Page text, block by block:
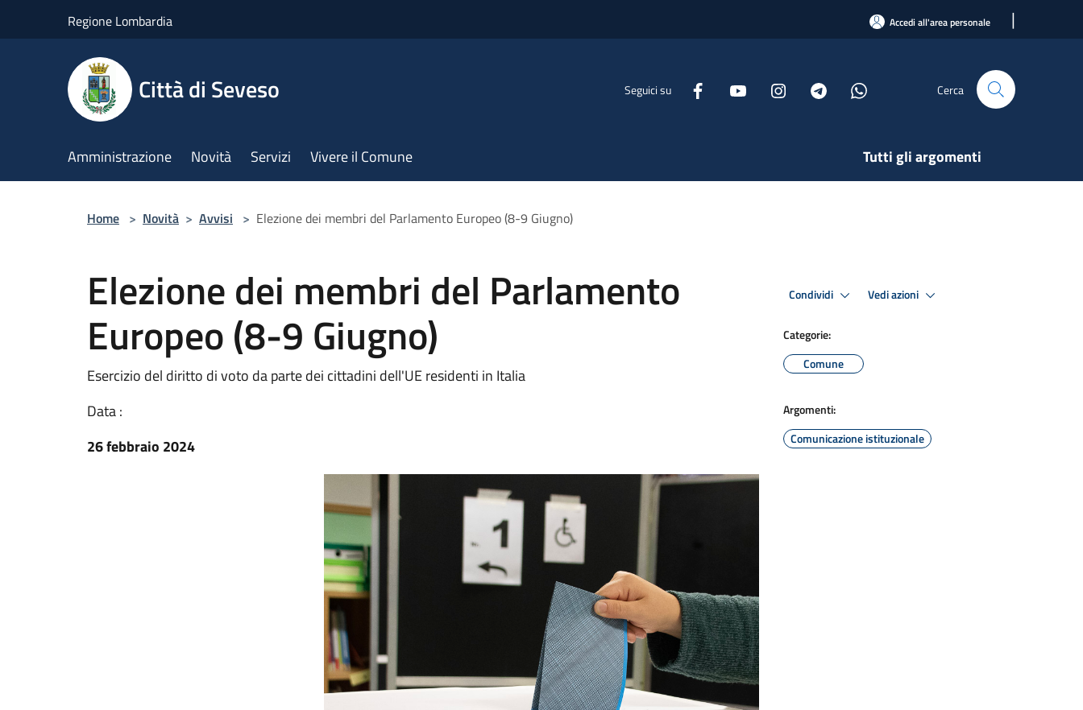
Regione Lombardia Accedi all'area personale |
Città di Seveso Seguici su Cerca
Amministrazione Novità Servizi Vivere il Comune Tutti gli argomenti
Home > Novità > Avvisi > Elezione dei membri del Parlamento Europeo (8-9 Giugno)
Elezione dei membri del Parlamento
Europeo (8-9 Giugno)
Esercizio del diritto di voto da parte dei cittadini dell'UE residenti in Italia
Data :
26 febbraio 2024
Condividi Vedi azioni
Categorie:
Comune
Argomenti:
Comunicazione istituzionale